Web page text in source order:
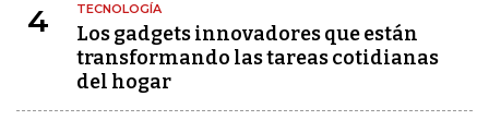
4 TECNOLOGÍA
Los gadgets innovadores que están
transformando las tareas cotidianas
del hogar